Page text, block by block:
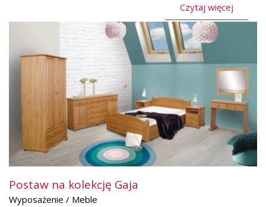
Czytaj więcej
Postaw na kolekcję Gaja
Wyposażenie / Meble